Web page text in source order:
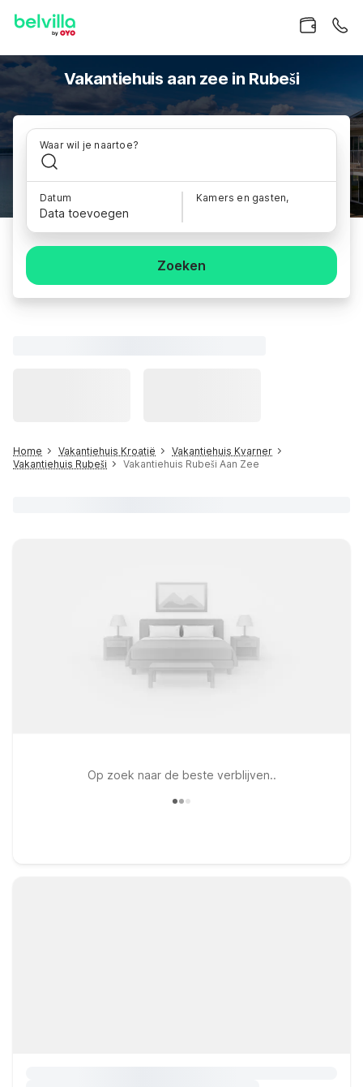
Vakantiehuis aan zee in Rubeši
Waar wil je naartoe?
Datum
Data toevoegen
Kamers en gasten,
Zoeken
Home Vakantiehuis Kroatië
Vakantiehuis Kvarner
Vakantiehuis Rubeši
Vakantiehuis Rubeši Aan Zee
Op zoek naar de beste verblijven..